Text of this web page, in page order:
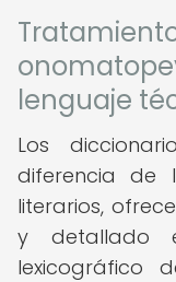
lenguaje
Los
diferencia de
literarios,
y detallado
lexicográfico